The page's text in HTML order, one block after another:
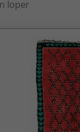
loper